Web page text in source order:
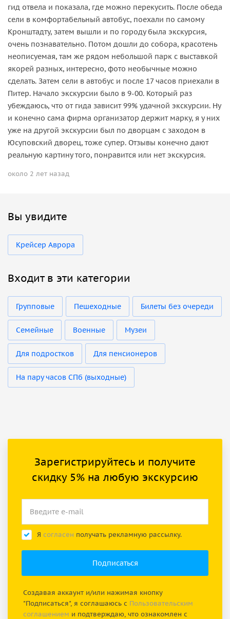
гид отвела и показала, где можно перекусить. После обеда
сели в комфортабельный автобус, поехали по самому
Кронштадту, затем вышли и по городу была экскурсия,
очень познавательно. Потом дошли до собора, красотень
неописуемая, там же рядом небольшой парк с выставкой
якорей разных, интересно, фото необычные можно
сделать. Затем сели в автобус и после 17 часов приехали в
Питер. Начало экскурсии было в 9-00. Который раз
убеждаюсь, что от гида зависит 99% удачной экскурсии. Ну
и конечно сама фирма организатор держит марку, я у них
уже на другой экскурсии был по дворцам с заходом в
Юсуповский дворец, тоже супер. Отзывы конечно дают
реальную картину того, понравится или нет экскурсия.
около 2 лет назад
Вы увидите
Крейсер Аврора
Входит в эти категории
Групповые Пешеходные Билеты без очереди
Семейные Военные Музеи
Для подростков Для пенсионеров
На пару часов СПб (выходные)
Зарегистрируйтесь и получите
скидку 5% на любую экскурсию
Я согласен получать рекламную рассылку.
Создавая аккаунт и/или нажимая кнопку
"Подписаться", я соглашаюсь с Пользовательским
соглашением и подтверждаю, что ознакомлен с